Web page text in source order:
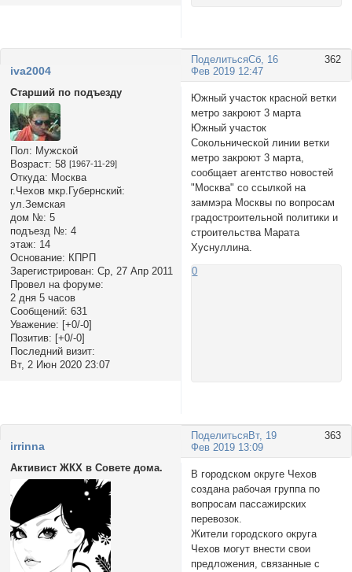
Поделиться 362
Сб, 16
Фев 2019 12:47
iva2004
Старший по подъезду
Пол: Мужской
Возраст: 58 [1967-11-29]
Откуда: Москва
г.Чехов мкр.Губернский:
ул.Земская
дом №: 5
подъезд №: 4
этаж: 14
Основание: КПРП
Зарегистрирован: Ср, 27 Апр 2011
Провел на форуме:
2 дня 5 часов
Сообщений: 631
Уважение: [+0/-0]
Позитив: [+0/-0]
Последний визит:
Вт, 2 Июн 2020 23:07
Южный участок красной ветки
метро закроют 3 марта
Южный участок
Сокольнической линии ветки
метро закроют 3 марта,
сообщает агентство новостей
"Москва" со ссылкой на
заммэра Москвы по вопросам
градостроительной политики и
строительства Марата
Хуснуллина.
0
Поделиться 363
Вт, 19
Фев 2019 13:09
irrinna
Активист ЖКХ в Совете дома.
В городском округе Чехов
создана рабочая группа по
вопросам пассажирских
перевозок.
Жители городского округа
Чехов могут внести свои
предложения, связанные с